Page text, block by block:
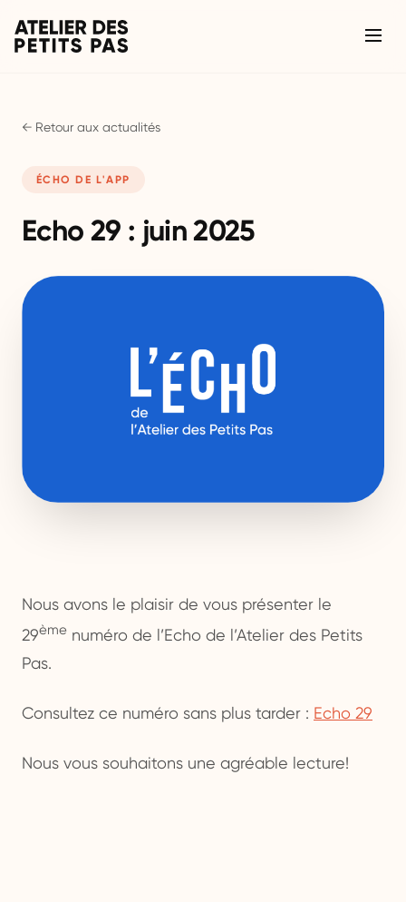
← Retour aux actualités
ÉCHO DE L'APP
Echo 29 : juin 2025
Nous avons le plaisir de vous présenter le
29ème numéro de l’Echo de l’Atelier des Petits
Pas.
Consultez ce numéro sans plus tarder : Echo 29
Nous vous souhaitons une agréable lecture!